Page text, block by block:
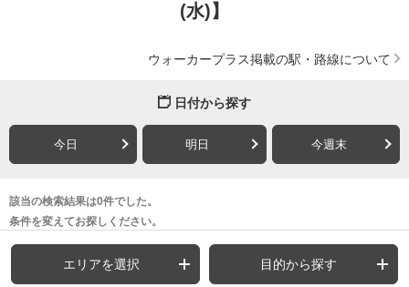
(水)】
ウォーカープラス掲載の駅・路線について
日付から探す
今日 明日 今週末
該当の検索結果は0件でした。
条件を変えてお探しください。
エリアを選択 目的から探す